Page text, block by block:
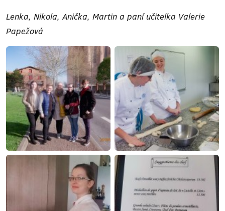
Lenka, Nikola, Anička, Martin a paní učitelka Valerie
Papežová